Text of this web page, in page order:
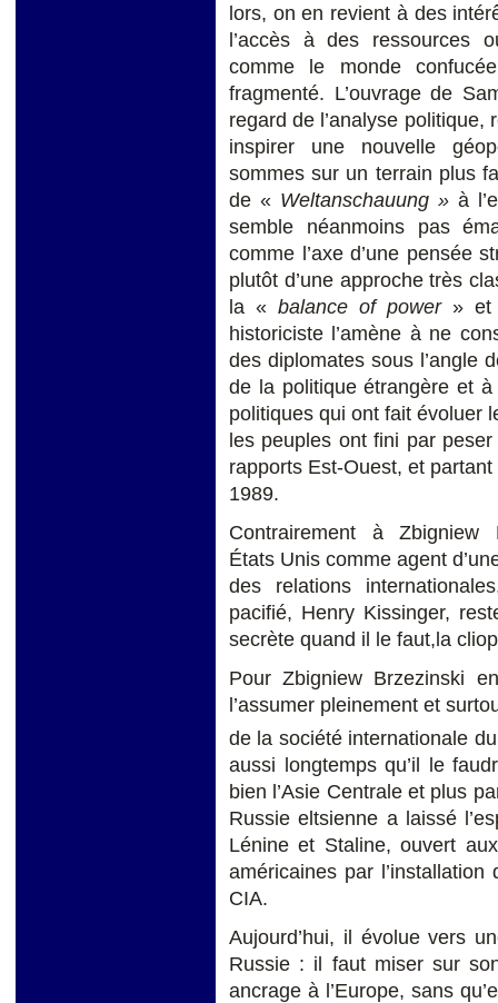
lors, on en revient à des
l’accès à des ressources
comme le monde
fragmenté. L’ouvrage de
regard de l’analyse
inspirer une nouvelle
sommes sur un terrain plus
de « Weltanschauung »à
semble néanmoins pas
comme l’axe d’une pensée
plutôt d’une approche très
la « balance of power» et
historiciste l’amène à ne
des diplomates sous l’angle
de la politique étrangère et
politiques qui ont fait évoluer
les peuples ont fini par
rapports Est-Ouest, et
1989.
Contrairement à
États Unis comme agent
des relations
pacifié, Henry Kissinger,
secrète quand il le faut,la
Pour Zbigniew Brzezinski
l’assumer pleinement et
de la société internationale
aussi longtemps qu’il le
bien l’Asie Centrale et plus
Russie eltsienne a laissé
Lénine et Staline, ouvert
américaines par
CIA.
Aujourd’hui, il évolue vers
Russie : il faut miser sur
ancrage à l’Europe, sans